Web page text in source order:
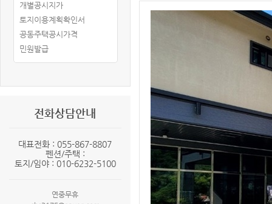
개별공시지가
토지이용계획확인서
공동주택공시가격
민원발급
전화상담안내
대표전화 : 055-867-8807
펜션/주택 :
토지/임야 : 010-6232-5100
연중무휴